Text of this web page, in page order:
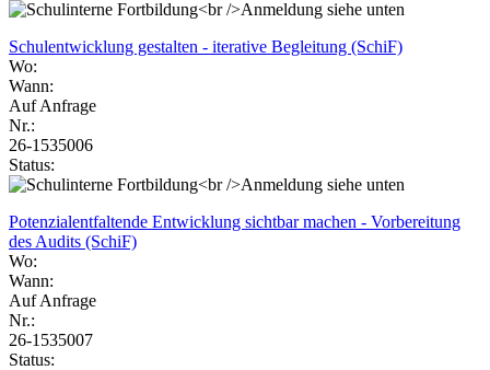
Schulentwicklung gestalten - iterative Begleitung (SchiF)
Wo:
Wann:
Auf Anfrage
Nr.:
26-1535006
Status:
Potenzialentfaltende Entwicklung sichtbar machen - Vorbereitung
des Audits (SchiF)
Wo:
Wann:
Auf Anfrage
Nr.:
26-1535007
Status: